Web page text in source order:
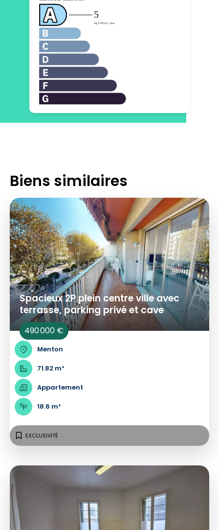
Biens similaires
Spacieux 2P plein centre ville avec
terrasse, parking privé et cave
490 000 €
Menton
71.82 m²
Appartement
18.6 m²
EXCLUSIVITÉ